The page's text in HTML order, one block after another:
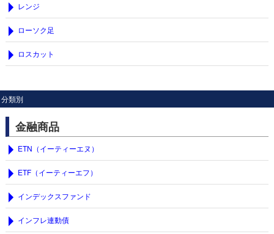
レンジ
ローソク足
ロスカット
分類別
金融商品
ETN（イーティーエヌ）
ETF（イーティーエフ）
インデックスファンド
インフレ連動債